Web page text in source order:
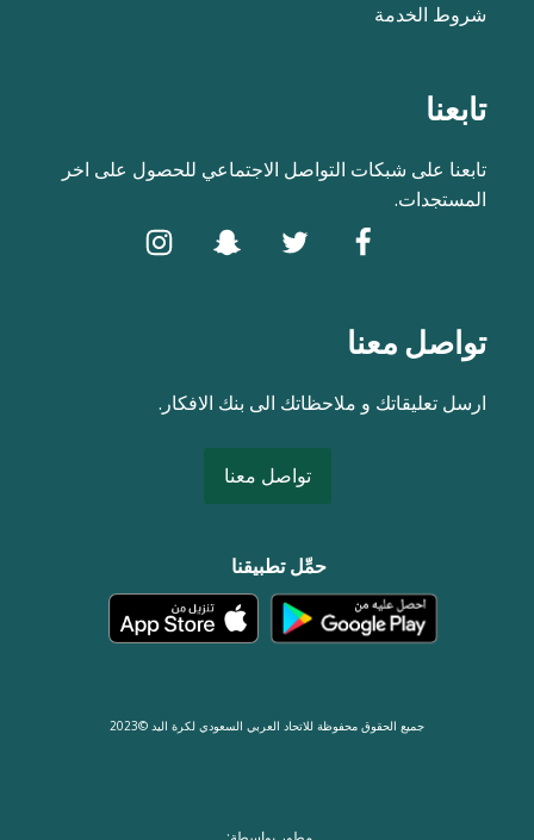
شروط الخدمة
تابعنا
تابعنا على شبكات التواصل الاجتماعي للحصول على اخر
المستجدات.
تواصل معنا
ارسل تعليقاتك و ملاحظاتك الى بنك الافكار.
تواصل معنا
حمِّل تطبيقنا
جميع الحقوق محفوظة للاتحاد العربي السعودي لكرة اليد ©2023